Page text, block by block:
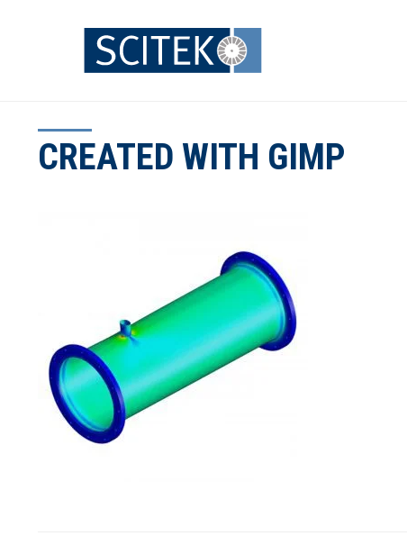
CREATED WITH GIMP